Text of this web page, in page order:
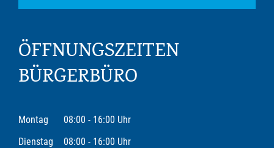
ÖFFNUNGSZEITEN
BÜRGERBÜRO
Montag
08:00 - 16:00 Uhr
Dienstag
08:00 - 16:00 Uhr